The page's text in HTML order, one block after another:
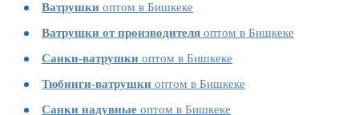
Ватрушки оптом в Бишкеке
Ватрушки от производителя оптом в Бишкеке
Санки-ватрушки оптом в Бишкеке
Тюбинги-ватрушки оптом в Бишкеке
Санки надувные оптом в Бишкеке